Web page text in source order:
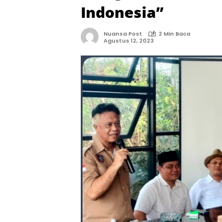
Indonesia”
Nuansa Post
2 Min Baca
Agustus 12, 2023